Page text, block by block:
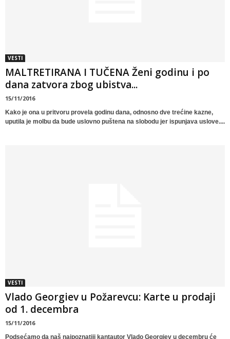
VESTI
MALTRETIRANA I TUČENA Ženi godinu i po
dana zatvora zbog ubistva...
15/11/2016
Kako je ona u pritvoru provela godinu dana, odnosno dve trećine kazne,
uputila je molbu da bude uslovno puštena na slobodu jer ispunjava uslove....
VESTI
Vlado Georgiev u Požarevcu: Karte u prodaji
od 1. decembra
15/11/2016
Podsećamo da naš najpoznatiji kantautor Vlado Georgiev u decembru će